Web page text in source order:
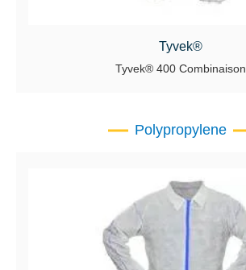
Tyvek®
Tyvek® 400 Combinaison
Polypropylene